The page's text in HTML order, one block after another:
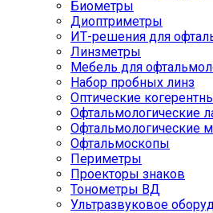
Биометры
Диоптриметры
ИТ-решения для
Линзметры
Мебель для
Набор пробных линз
Оптические
Офтальмологические
Офтальмологические
Офтальмоскопы
Периметры
Проекторы знаков
Тонометры ВД
Ультразвуковое